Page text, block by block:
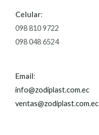
Celular:
098 810 9722
098 048 6524
Email:
info@zodiplast.com.ec
ventas@zodiplast.com.ec